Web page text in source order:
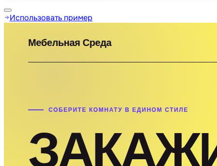
Использовать пример